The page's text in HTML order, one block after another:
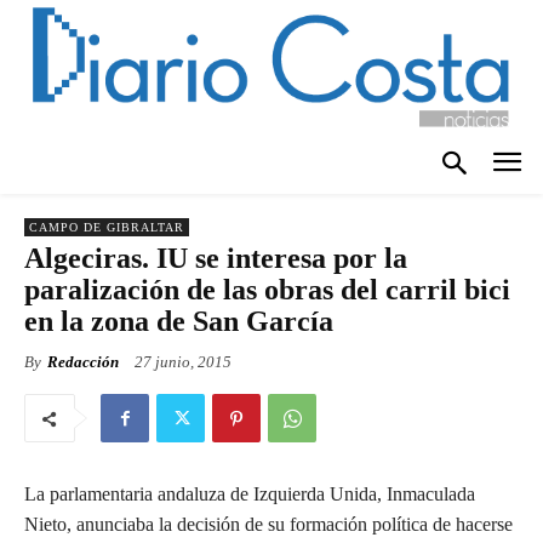
CAMPO DE GIBRALTAR
Algeciras. IU se interesa por la
paralización de las obras del carril bici
en la zona de San García
By Redacción 27 junio, 2015
La parlamentaria andaluza de Izquierda Unida, Inmaculada
Nieto, anunciaba la decisión de su formación política de hacerse